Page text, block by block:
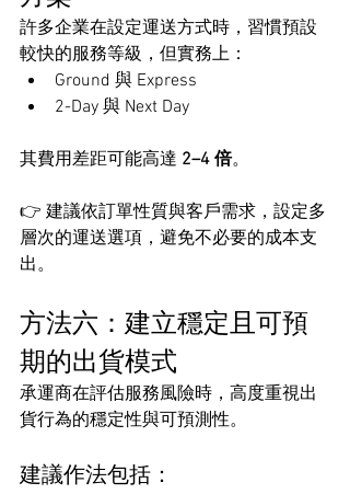
許多企業在設定運送方式時，習慣預設
較快的服務等級，但實務上：
Ground 與 Express
2-Day 與 Next Day
其費用差距可能高達 2–4 倍。
👉 建議依訂單性質與客戶需求，設定多
層次的運送選項，避免不必要的成本支
出。
方法六：建立穩定且可預
期的出貨模式
承運商在評估服務風險時，高度重視出
貨行為的穩定性與可預測性。
建議作法包括：